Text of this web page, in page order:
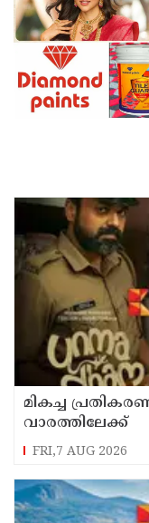
മികച്ച
വാരത്തിലേക്ക്
FRI,7 AUG 2026